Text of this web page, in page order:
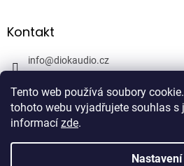
Tento web používá soubory
tohoto webu vyjadřujete souhlas s
informací zde.
Nastavení
Kontakt
info@diokaudio.cz
DiokAudio.cz - Hifi Studio Pánský
Vytvořil